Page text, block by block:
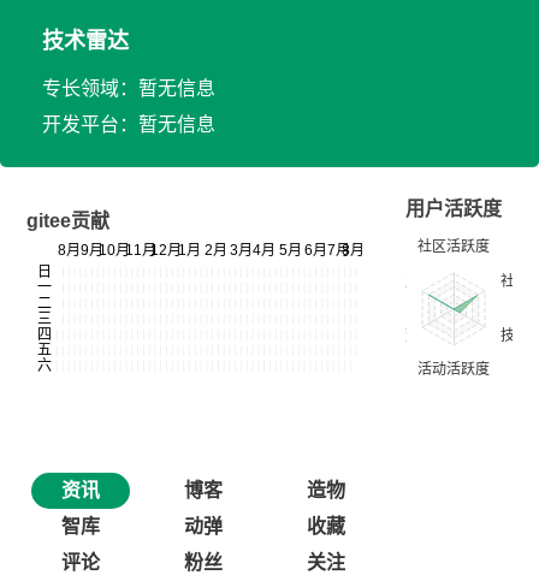
技术雷达
专长领域：暂无信息
开发平台：暂无信息
gitee贡献
用户活跃度
资讯 博客
造物
智库
动弹
收藏
评论
粉丝 关注